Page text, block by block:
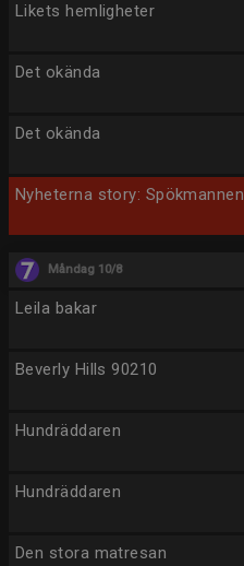
Likets hemligheter
Det okända
Det okända
Nyheterna story: Spökmannen
Måndag 10/8
Leila bakar
Beverly Hills 90210
Hundräddaren
Hundräddaren
Den stora matresan